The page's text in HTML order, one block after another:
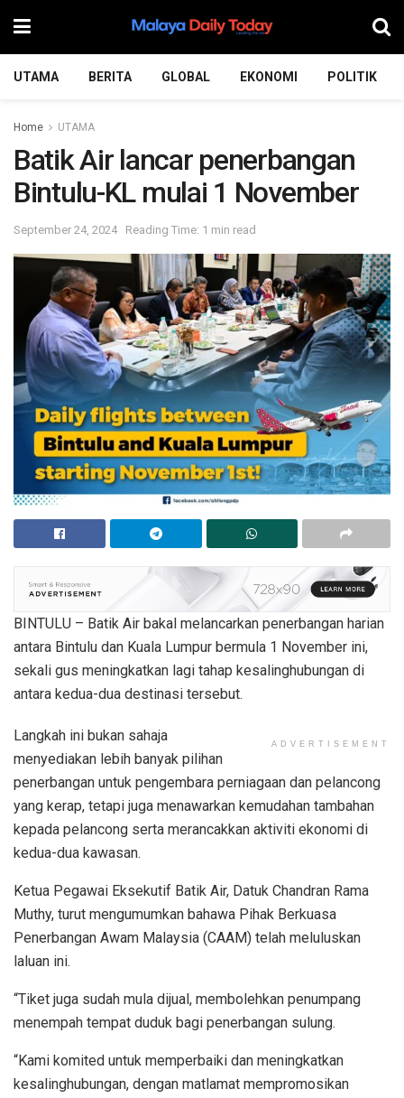
UTAMA BERITA GLOBAL EKONOMI POLITIK
Home UTAMA
Batik Air lancar penerbangan
Bintulu-KL mulai 1 November
September 24, 2024 Reading Time: 1 min read
BINTULU – Batik Air bakal melancarkan penerbangan harian
antara Bintulu dan Kuala Lumpur bermula 1 November ini,
sekali gus meningkatkan lagi tahap kesalinghubungan di
antara kedua-dua destinasi tersebut.
ADVERTISEMENT
Langkah ini bukan sahaja
menyediakan lebih banyak pilihan
penerbangan untuk pengembara perniagaan dan pelancong
yang kerap, tetapi juga menawarkan kemudahan tambahan
kepada pelancong serta merancakkan aktiviti ekonomi di
kedua-dua kawasan.
Ketua Pegawai Eksekutif Batik Air, Datuk Chandran Rama
Muthy, turut mengumumkan bahawa Pihak Berkuasa
Penerbangan Awam Malaysia (CAAM) telah meluluskan
laluan ini.
“Tiket juga sudah mula dijual, membolehkan penumpang
menempah tempat duduk bagi penerbangan sulung.
“Kami komited untuk memperbaiki dan meningkatkan
kesalinghubungan, dengan matlamat mempromosikan